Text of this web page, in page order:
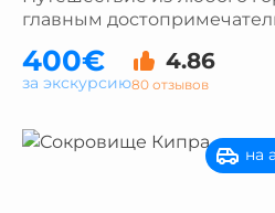
главным
400€ 4.86
80 отзывов
за экскурсию
на